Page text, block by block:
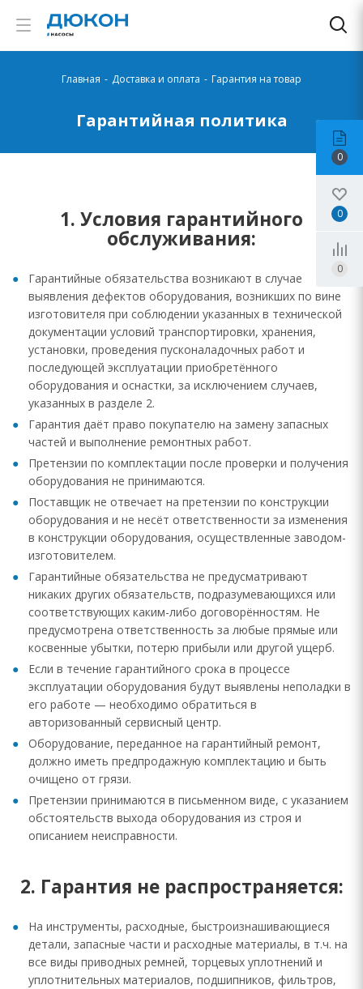
Главная - Доставка и оплата - Гарантия на товар
Гарантийная политика
1. Условия гарантийного
обслуживания:
Гарантийные обязательства возникают в случае
выявления дефектов оборудования, возникших по вине
изготовителя при соблюдении указанных в технической
документации условий транспортировки, хранения,
установки, проведения пусконаладочных работ и
последующей эксплуатации приобретённого
оборудования и оснастки, за исключением случаев,
указанных в разделе 2.
Гарантия даёт право покупателю на замену запасных
частей и выполнение ремонтных работ.
Претензии по комплектации после проверки и получения
оборудования не принимаются.
Поставщик не отвечает на претензии по конструкции
оборудования и не несёт ответственности за изменения
в конструкции оборудования, осуществленные заводом-
изготовителем.
Гарантийные обязательства не предусматривают
никаких других обязательств, подразумевающихся или
соответствующих каким-либо договорённостям. Не
предусмотрена ответственность за любые прямые или
косвенные убытки, потерю прибыли или другой ущерб.
Если в течение гарантийного срока в процессе
эксплуатации оборудования будут выявлены неполадки в
его работе — необходимо обратиться в
авторизованный сервисный центр.
Оборудование, переданное на гарантийный ремонт,
должно иметь предпродажную комплектацию и быть
очищено от грязи.
Претензии принимаются в письменном виде, с указанием
обстоятельств выхода оборудования из строя и
описанием неисправности.
2. Гарантия не распространяется:
На инструменты, расходные, быстроизнашивающиеся
детали, запасные части и расходные материалы, в т.ч. на
все виды приводных ремней, торцевых уплотнений и
уплотнительных материалов, подшипников, фильтров,
0
0
0